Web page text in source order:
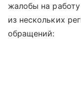
жалобы на
из нескольких
обращений: